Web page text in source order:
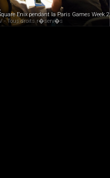
Enix pendant la Paris Games Week
- Tous droits r�serv�s